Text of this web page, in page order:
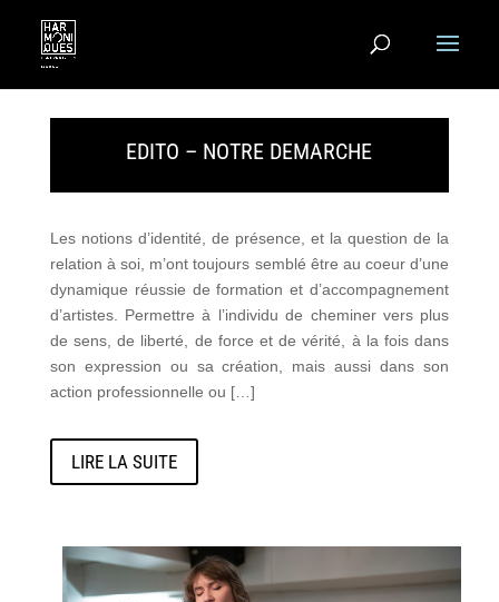
EDITO – NOTRE DEMARCHE
Les notions d’identité, de présence, et la question de la
relation à soi, m’ont toujours semblé être au coeur d’une
dynamique réussie de formation et d’accompagnement
d’artistes. Permettre à l’individu de cheminer vers plus
de sens, de liberté, de force et de vérité, à la fois dans
son expression ou sa création, mais aussi dans son
action professionnelle ou […]
LIRE LA SUITE